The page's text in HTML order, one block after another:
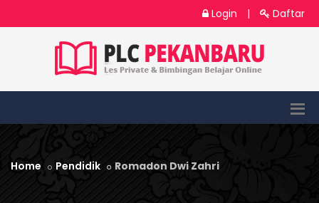
Login | Daftar
Home Pendidik Romadon Dwi Zahri